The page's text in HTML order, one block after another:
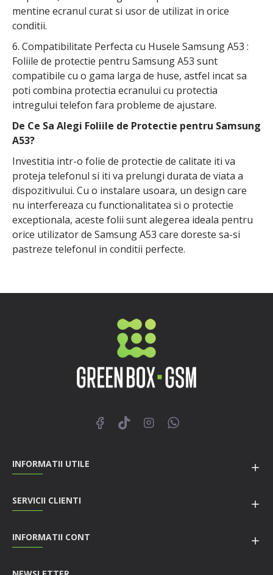
mentine ecranul curat si usor de utilizat in orice
conditii.
6. Compatibilitate Perfecta cu Husele Samsung A53 :
Foliile de protectie pentru Samsung A53 sunt
compatibile cu o gama larga de huse, astfel incat sa
poti combina protectia ecranului cu protectia
intregului telefon fara probleme de ajustare.
De Ce Sa Alegi Foliile de Protectie pentru Samsung
A53?
Investitia intr-o folie de protectie de calitate iti va
proteja telefonul si iti va prelungi durata de viata a
dispozitivului. Cu o instalare usoara, un design care
nu interfereaza cu functionalitatea si o protectie
exceptionala, aceste folii sunt alegerea ideala pentru
orice utilizator de Samsung A53 care doreste sa-si
pastreze telefonul in conditii perfecte.
INFORMATII UTILE
SERVICII CLIENTI
INFORMATII CONT